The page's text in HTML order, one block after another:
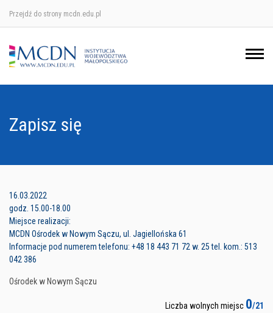
Przejdź do strony mcdn.edu.pl
Zapisz się
16.03.2022
godz. 15.00-18.00
Miejsce realizacji:
MCDN Ośrodek w Nowym Sączu, ul. Jagiellońska 61
Informacje pod numerem telefonu: +48 18 443 71 72 w. 25 tel. kom.: 513
042 386
Ośrodek w Nowym Sączu
Liczba wolnych miejsc 0/21
Ośrodek w Krakowie
Ośrodek w Nowym Sączu
Ośrodek w Tarnowie